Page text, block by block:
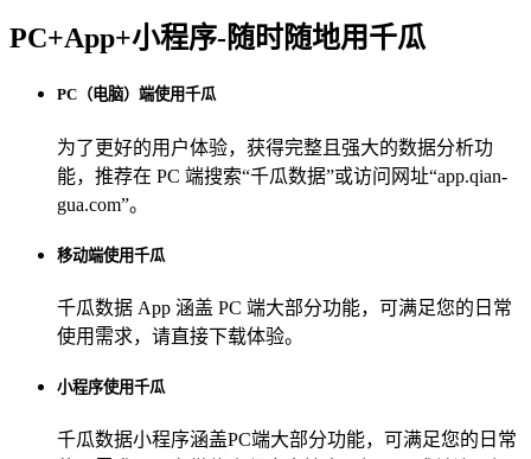
PC+App+小程序-随时随地用千瓜
PC（电脑）端使用千瓜
为了更好的用户体验，获得完整且强大的数据分析功
能，推荐在 PC 端搜索“千瓜数据”或访问网址“app.qian-
gua.com”。
移动端使用千瓜
千瓜数据 App 涵盖 PC 端大部分功能，可满足您的日常
使用需求，请直接下载体验。
小程序使用千瓜
千瓜数据小程序涵盖PC端大部分功能，可满足您的日常